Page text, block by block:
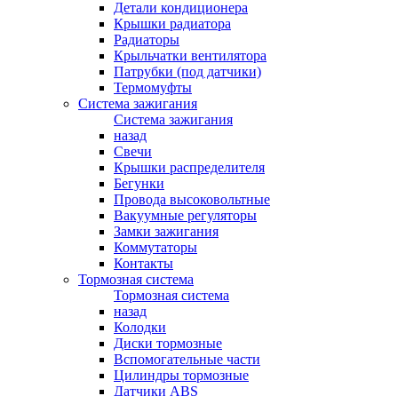
Детали кондиционера
Крышки радиатора
Радиаторы
Крыльчатки вентилятора
Патрубки (под датчики)
Термомуфты
Система зажигания
Система зажигания
назад
Свечи
Крышки распределителя
Бегунки
Провода высоковольтные
Вакуумные регуляторы
Замки зажигания
Коммутаторы
Контакты
Тормозная система
Тормозная система
назад
Колодки
Диски тормозные
Вспомогательные части
Цилиндры тормозные
Датчики ABS